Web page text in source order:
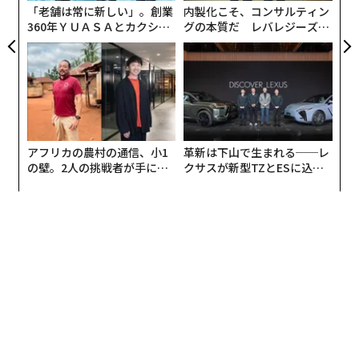
advertisement
スマホのハッキング手法にはいくつかの種類があり、自
分が被害に遭ったかどうかを見分ける方法を知っておく
ことが重要だ。もっとも一般的なのは、ユーザーをだま
して悪意あるリンクをクリックさせたり、偽のアプリス
トアやその他の場所からソフトウェアをダウンロードさ
せたりする手口で、これはしばしばフィッシングメール
を用いたソーシャルエンジニアリング的手法によって行
われる。偽の公共Wi‑Fiネットワークも、気づかない利用
者をだますことが多い。別の手口はSIMスワップで、攻
「老舗は常に新しい」。創業
360年ＹＵＡＳＡとカクシン
CEO田尻望が語る、AIを超え
る人の価値
内製化こそ、コンサルティン
グの本質だ レバレジーズが
実践する、次世代ファームの
全貌
アフリカの農村の通信、小1
の壁。2人の挑戦者が手にし
革新は下山で生まれる──レ
クサスが新型TZとESに込め